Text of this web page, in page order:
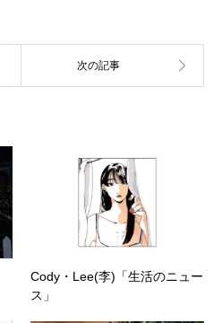
Cody・Lee(李)「生活のニュー
ス」